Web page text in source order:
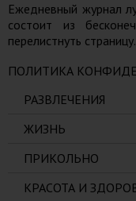
Ежедневный журнал
состоит из
перелистнуть страницу.
ПОЛИТИКА
РАЗВЛЕЧЕНИЯ
ЖИЗНЬ
ПРИКОЛЬНО
КРАСОТА И